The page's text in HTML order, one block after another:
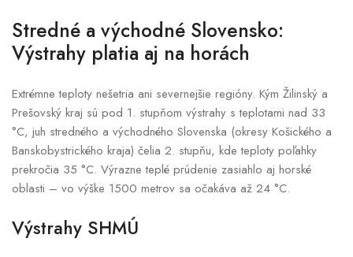
Stredné a východné Slovensko:
Výstrahy platia aj na horách
Extrémne teploty nešetria ani severnejšie regióny. Kým Žilinský a
Prešovský kraj sú pod 1. stupňom výstrahy s teplotami nad 33
°C, juh stredného a východného Slovenska (okresy Košického a
Banskobystrického kraja) čelia 2. stupňu, kde teploty poľahky
prekročia 35 °C. Výrazne teplé prúdenie zasiahlo aj horské
oblasti – vo výške 1500 metrov sa očakáva až 24 °C.
Výstrahy SHMÚ